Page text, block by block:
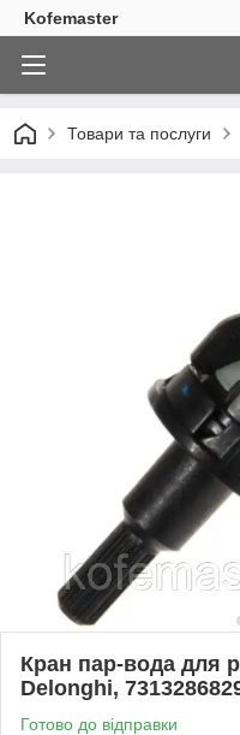
Kofemaster
Товари та послуги
Кран пар-вода для
Delonghi,
Готово до відправки